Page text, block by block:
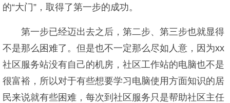
的“大门”，取得了第一步的成功。
第一步已经迈出去之后，第二步、第三步也就显得
不是那么困难了。但是也不一定那么尽如人意，因为xx
社区服务站没有自己的机房，社区工作站的电脑也不是
很富裕，所以对于有些想要学习电脑使用方面知识的居
民来说就有些困难，每次到社区服务只是帮助社区主任